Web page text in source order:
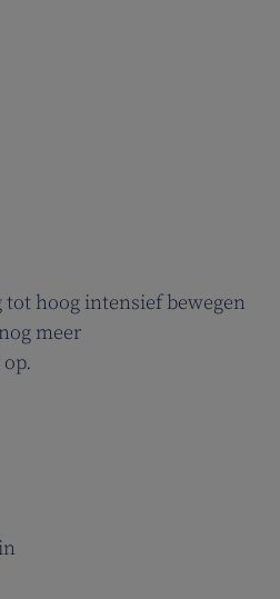
hoog intensief bewegen
meer